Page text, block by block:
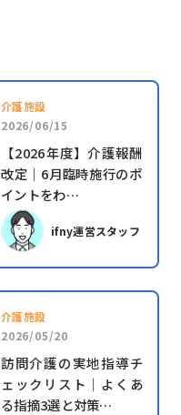
介護施設
2026/06/15
【2026年度】介護報酬
改定｜6月臨時施行のポ
イントをわ…
ifny運営スタッフ
介護施設
2026/05/20
訪問介護の実地指導チ
ェックリスト｜よくあ
る指摘3選と対策…